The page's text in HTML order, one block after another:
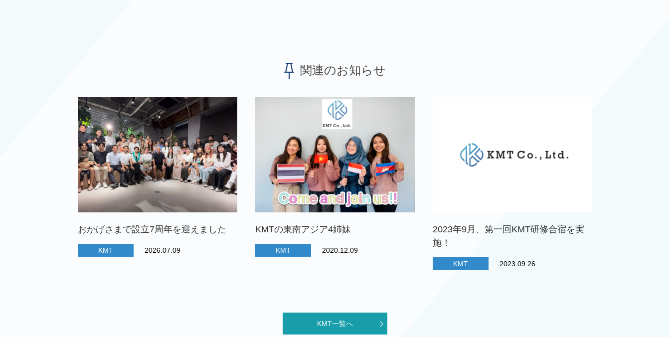
関連のお知らせ
おかげさまで設立7周年を迎えました
KMT 2026.07.09
KMTの東南アジア4姉妹
KMT 2020.12.09
2023年9月、第一回KMT研修合宿を実
施！
KMT 2023.09.26
KMT一覧へ